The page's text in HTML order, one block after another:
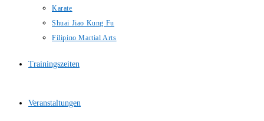
Karate
Shuai Jiao Kung Fu
Filipino Martial Arts
Trainingszeiten
Veranstaltungen